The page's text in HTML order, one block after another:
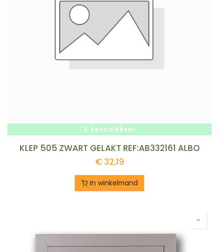
3 beschikbaar
KLEP 505 ZWART GELAKT REF:AB332161 ALBO
€ 32,19
In winkelmand